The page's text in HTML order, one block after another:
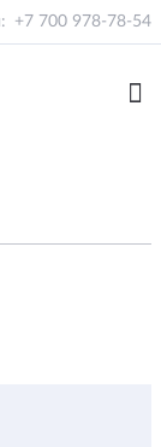
+7 700 978-78-54